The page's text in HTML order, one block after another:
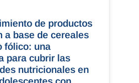
de productos
a base de cereales
fólico: una
para cubrir las
nutricionales en